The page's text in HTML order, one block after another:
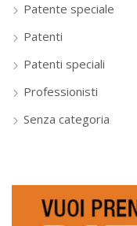
Patente speciale
Patenti
Patenti speciali
Professionisti
Senza categoria